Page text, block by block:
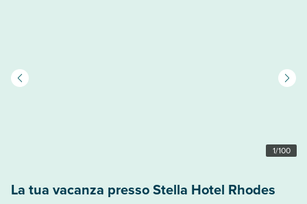
1/100
La tua vacanza presso Stella Hotel Rhodes